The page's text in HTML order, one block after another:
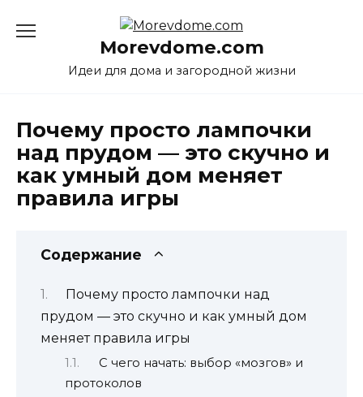
Morevdome.com
Идеи для дома и загородной жизни
Почему просто лампочки
над прудом — это скучно и
как умный дом меняет
правила игры
Содержание
Почему просто лампочки над
прудом — это скучно и как умный дом
меняет правила игры
С чего начать: выбор «мозгов» и
протоколов